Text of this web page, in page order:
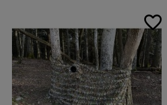
favorite_border